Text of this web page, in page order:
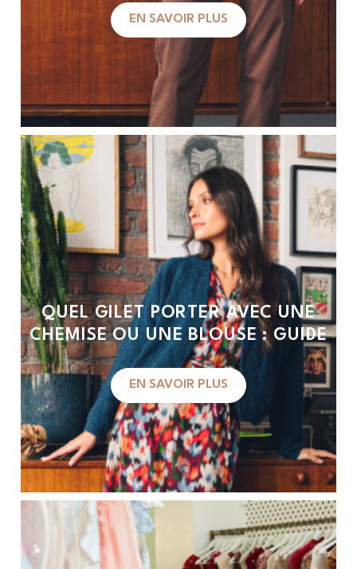
EN SAVOIR PLUS
QUEL GILET PORTER AVEC UNE
CHEMISE OU UNE BLOUSE : GUIDE
EN SAVOIR PLUS